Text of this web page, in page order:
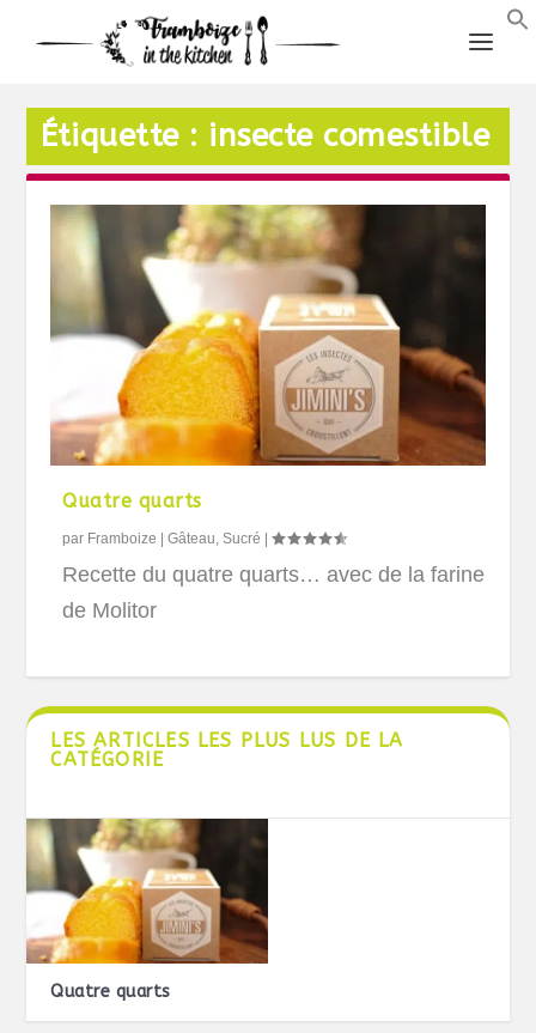
Étiquette : insecte comestible
Quatre quarts
par Framboize |Gâteau ,Sucré |
Recette du quatre quarts… avec de la farine
de Molitor
LES ARTICLES LES PLUS LUS DE LA
CATÉGORIE
Quatre quarts